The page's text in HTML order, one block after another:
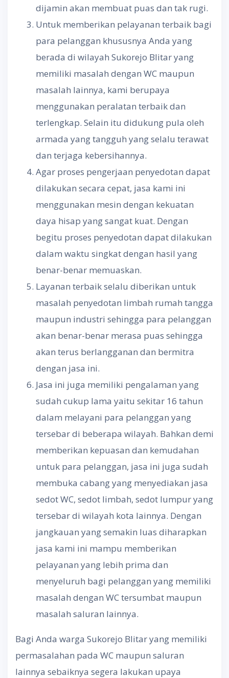
dijamin akan membuat puas dan tak rugi.
Untuk memberikan pelayanan terbaik bagi
para pelanggan khususnya Anda yang
berada di wilayah Sukorejo Blitar yang
memiliki masalah dengan WC maupun
masalah lainnya, kami berupaya
menggunakan peralatan terbaik dan
terlengkap. Selain itu didukung pula oleh
armada yang tangguh yang selalu terawat
dan terjaga kebersihannya.
Agar proses pengerjaan penyedotan dapat
dilakukan secara cepat, jasa kami ini
menggunakan mesin dengan kekuatan
daya hisap yang sangat kuat. Dengan
begitu proses penyedotan dapat dilakukan
dalam waktu singkat dengan hasil yang
benar-benar memuaskan.
Layanan terbaik selalu diberikan untuk
masalah penyedotan limbah rumah tangga
maupun industri sehingga para pelanggan
akan benar-benar merasa puas sehingga
akan terus berlangganan dan bermitra
dengan jasa ini.
Jasa ini juga memiliki pengalaman yang
sudah cukup lama yaitu sekitar 16 tahun
dalam melayani para pelanggan yang
tersebar di beberapa wilayah. Bahkan demi
memberikan kepuasan dan kemudahan
untuk para pelanggan, jasa ini juga sudah
membuka cabang yang menyediakan jasa
sedot WC, sedot limbah, sedot lumpur yang
tersebar di wilayah kota lainnya. Dengan
jangkauan yang semakin luas diharapkan
jasa kami ini mampu memberikan
pelayanan yang lebih prima dan
menyeluruh bagi pelanggan yang memiliki
masalah dengan WC tersumbat maupun
masalah saluran lainnya.
Bagi Anda warga Sukorejo Blitar yang memiliki
permasalahan pada WC maupun saluran
lainnya sebaiknya segera lakukan upaya